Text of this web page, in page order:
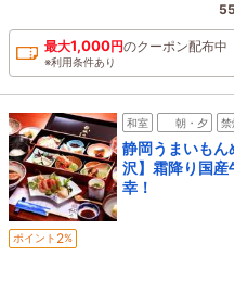
最大1,000円のクーポン配布中
※利用条件あり
和室 朝・夕 禁
静岡うまいも
沢】霜降り国産
幸！
ポイント 2%